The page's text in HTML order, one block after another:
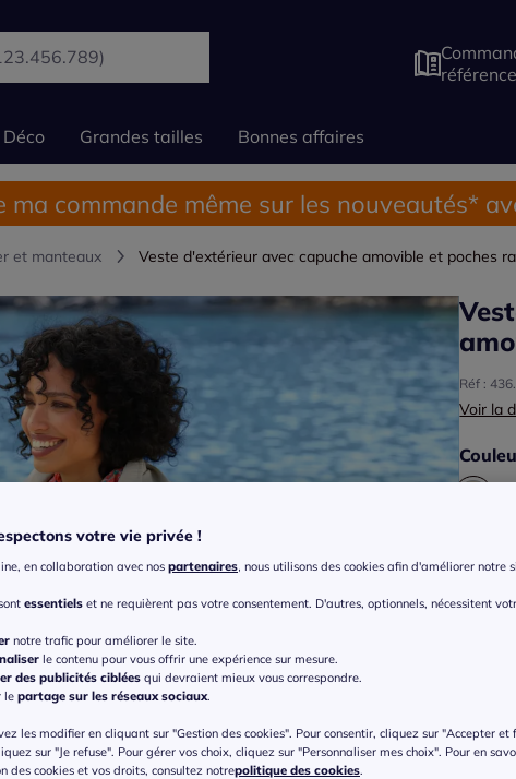
Déco Grandes tailles Bonnes affaires
ma commande même sur les nouveautés*
et manteaux Veste d'extérieur avec capuche amovible et poches
Réf :
Voir la
40 -
ou 3
votre vie privée !
en collaboration avec nos partenaires, nous utilisons des cookies afin d'améliorer notre
essentiels et ne requièrent pas votre consentement. D'autres, optionnels, nécessitent
notre trafic pour améliorer le site.
le contenu pour vous offrir une expérience sur mesure.
des publicités ciblées qui devraient mieux vous correspondre.
le partage sur les réseaux sociaux.
les modifier en cliquant sur "Gestion des cookies". Pour consentir, cliquez sur "Accepter et
sur "Je refuse". Pour gérer vos choix, cliquez sur "Personnaliser mes choix". Pour en
des cookies et vos droits, consultez notrepolitique des cookies.